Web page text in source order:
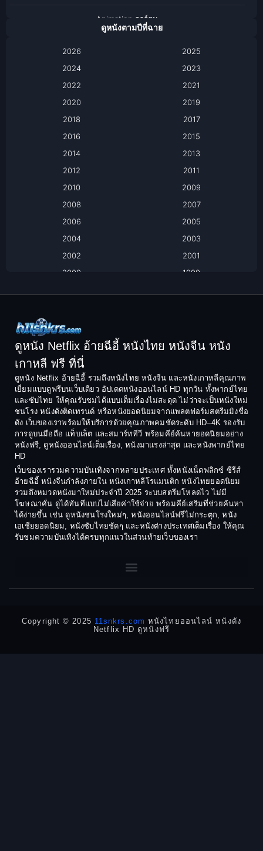
Animation การ์ตูน
Based on a True Story เรื่องจริง
Based on a True Story เรื่องจริง
Comedy ตลก
Coming-of-age ชีวิตวัยรุ่น
Crime อาชญากรรม
Crime อาชญากรรม
Culture
Dance เต้น
Dark Comedy ตลกร้าย
Detective สืบสวน
ดูหนังตามปีที่ฉาย
2026
2025
2024
2023
2022
2021
2020
2019
2018
2017
2016
2015
2014
2013
2012
2011
2010
2009
2008
2007
2006
2005
2004
2003
2002
2001
2000
1999
1994
1992
1991
1990
1988
1987
1986
1985
1984
1983
1982
1981
1980
1978
1974
1973
1972
1971
1970
1969
1968
1964
ดูหนัง Netflix อ้ายฉีอี้ หนังไทย หนังจีน หนัง
เกาหลี ฟรี ที่นี่
ดูหนัง Netflix อ้ายฉีอี้ รวมถึงหนังไทย หนังจีน และหนังเกาหลีคุณภาพ
เยี่ยมแบบดูฟรีบนเว็บเดียว อัปเดตหนังออนไลน์ HD ทุกวัน ทั้งพากย์ไทย
และซับไทย ให้คุณรับชมได้แบบเต็มเรื่องไม่สะดุด ไม่ว่าจะเป็นหนังใหม่
ชนโรง หนังดังติดเทรนด์ หรือหนังยอดนิยมจากแพลตฟอร์มสตรีมมิงชื่อ
ดัง เว็บของเราพร้อมให้บริการด้วยคุณภาพคมชัดระดับ HD–4K รองรับ
การดูบนมือถือ แท็บเล็ต และสมาร์ททีวี พร้อมคีย์ค้นหายอดนิยมอย่าง
หนังฟรี, ดูหนังออนไลน์เต็มเรื่อง, หนังมาแรงล่าสุด และหนังพากย์ไทย
HD
เว็บของเรารวมความบันเทิงจากหลายประเทศ ทั้งหนังเน็ตฟลิกซ์ ซีรีส์
อ้ายฉีอี้ หนังจีนกำลังภายใน หนังเกาหลีโรแมนติก หนังไทยยอดนิยม
รวมถึงหมวดหนังมาใหม่ประจำปี 2025 ระบบสตรีมโหลดไว ไม่มี
โฆษณาคั่น ดูได้ทันทีแบบไม่เสียค่าใช้จ่าย พร้อมคีย์เสริมที่ช่วยค้นหา
ได้ง่ายขึ้น เช่น ดูหนังชนโรงใหม่ๆ, หนังออนไลน์ฟรีไม่กระตุก, หนัง
เอเชียยอดนิยม, หนังซับไทยชัดๆ และหนังต่างประเทศเต็มเรื่อง ให้คุณ
รับชมความบันเทิงได้ครบทุกแนวในส่วนท้ายเว็บของเรา
Copyright © 2025 11snkrs.com หนังไทยออนไลน์ หนังดัง
Netflix HD ดูหนังฟรี